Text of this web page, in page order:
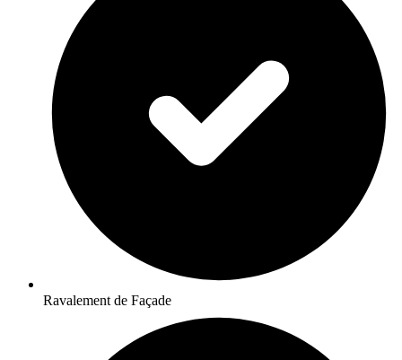
Ravalement de Façade